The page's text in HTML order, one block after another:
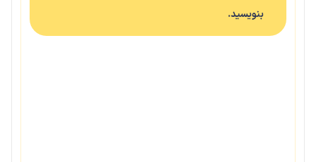
بنویسید.